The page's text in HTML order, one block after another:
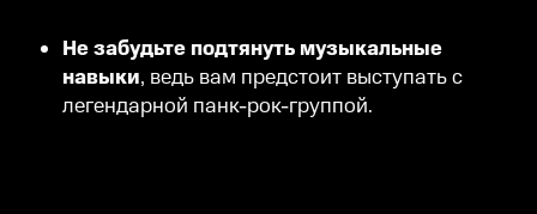
Не забудьте подтянуть музыкальные
навыки, ведь вам предстоит выступать с
легендарной панк-рок-группой.